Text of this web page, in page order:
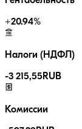
+20.94%
Налоги (НДФЛ)
-3 215,55 RUB
Комиссии